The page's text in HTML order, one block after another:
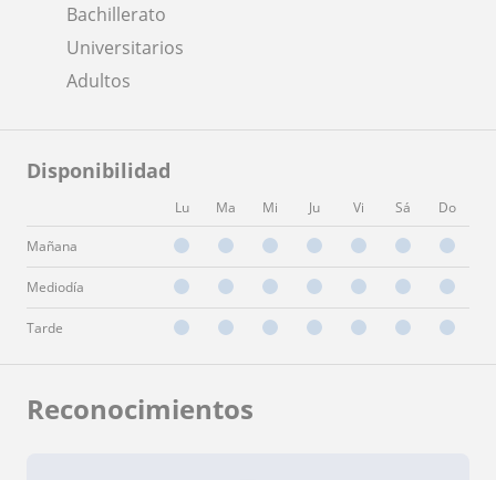
Bachillerato
Universitarios
Adultos
Disponibilidad
Lu Ma Mi Ju Vi Sá Do
Mañana
Mediodía
Tarde
Reconocimientos